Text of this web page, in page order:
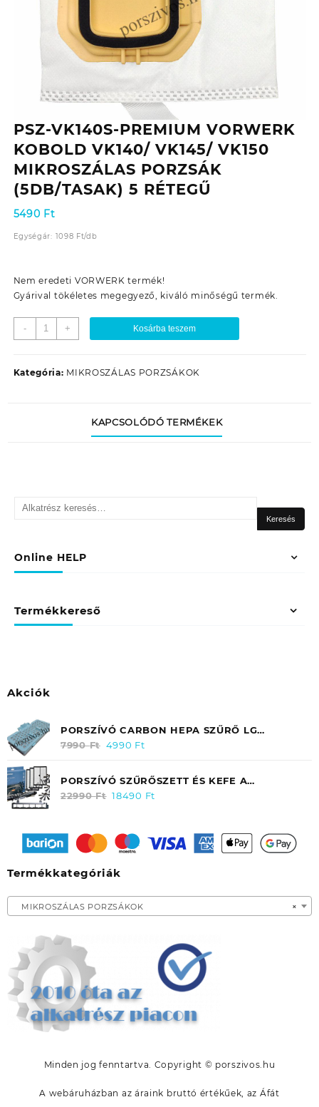
PSZ-VK140S-PREMIUM VORWERK
KOBOLD VK140/ VK145/ VK150
MIKROSZÁLAS PORZSÁK
(5DB/TASAK) 5 RÉTEGŰ
5490 Ft
Egységár: 1098 Ft/db
Nem eredeti VORWERK termék!
Gyárival tökéletes megegyező, kiváló minőségű termék.
-
PSZ-
VK140S-
VORWERK
RÉTEGŰ
+ Kosárba teszem
Kategória: MIKROSZÁLAS PORZSÁKOK
KAPCSOLÓDÓ TERMÉKEK
Keresés
Keresés
Online HELP
Termékkereső
Akciók
PORSZÍVÓ CARBON HEPA SZŰRŐ LG
ELECTRONICS VC 9062CV (KIMENETI)
7990Ft Original
was:
4990 FtCurrent
is:
PORSZÍVÓ SZŰRŐSZETT ÉS KEFE A
ELECTROLUX PUREI9 ROBOTPORSZÍVÓHOZ
22990Ft Original
22990 Ft.
18490 FtCurrent
18490 Ft.
Termékkategóriák
×
MIKROSZÁLAS PORZSÁKOK
Minden jog fenntartva. Copyright © porszivos.hu
A webáruházban az áraink bruttó értékűek, az Áfát